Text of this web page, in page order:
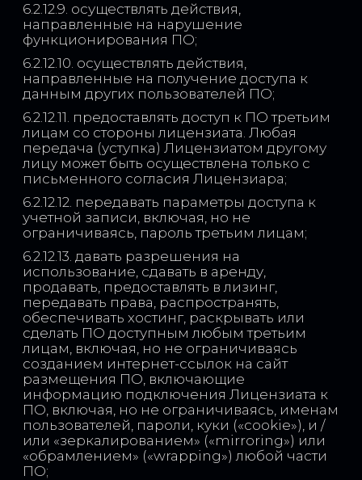
6.2.12.9. осуществлять действия,
направленные на нарушение
функционирования ПО;
6.2.12.10. осуществлять действия,
направленные на получение доступа к
данным других пользователей ПО;
6.2.12.11. предоставлять доступ к ПО третьим
лицам со стороны лицензиата. Любая
передача (уступка) Лицензиатом другому
лицу может быть осуществлена только с
письменного согласия Лицензиара;
6.2.12.12. передавать параметры доступа к
учетной записи, включая, но не
ограничиваясь, пароль третьим лицам;
6.2.12.13. давать разрешения на
использование, сдавать в аренду,
продавать, предоставлять в лизинг,
передавать права, распространять,
обеспечивать хостинг, раскрывать или
сделать ПО доступным любым третьим
лицам, включая, но не ограничиваясь
созданием интернет-ссылок на сайт
размещения ПО, включающие
информацию подключения Лицензиата к
ПО, включая, но не ограничиваясь, именам
пользователей, пароли, куки («cookie»), и /
или «зеркалированием» («mirroring») или
«обрамлением» («wrapping») любой части
ПО;